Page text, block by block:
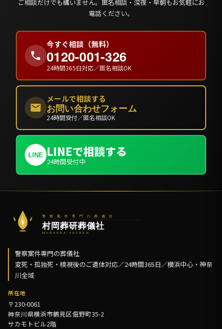
ご相談だけでも構いません。匿名相談・深夜・早朝もお気軽にお
電話ください。
今すぐ相談（無料）
0120-001-326
24時間365日対応／匿名相談OK
メールで相談する
お問い合わせフォーム
24時間受付／匿名相談OK
LINE LINEで相談する
24時間受付中
警察案件専門の葬儀社
変死・孤独死・検視後のご遺体対応／24時間365日／横浜中心・神奈
川全域
所在地
〒230-0061
神奈川県横浜市鶴見区佃野町35-2
サカモトビル2階